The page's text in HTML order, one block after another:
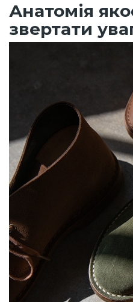
Анатомія
звертати